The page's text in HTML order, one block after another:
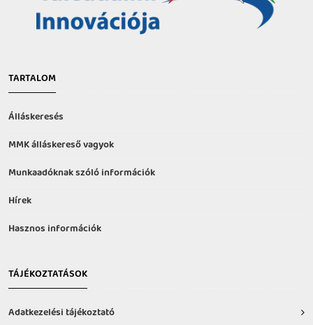
TARTALOM
Álláskeresés
MMK álláskereső vagyok
Munkaadóknak szóló információk
Hírek
Hasznos információk
TÁJÉKOZTATÁSOK
Adatkezelési tájékoztató